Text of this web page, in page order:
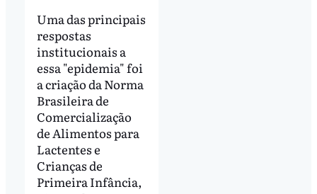
Uma das principais
respostas
institucionais a
essa "epidemia" foi
a criação da Norma
Brasileira de
Comercialização
de Alimentos para
Lactentes e
Crianças de
Primeira Infância,